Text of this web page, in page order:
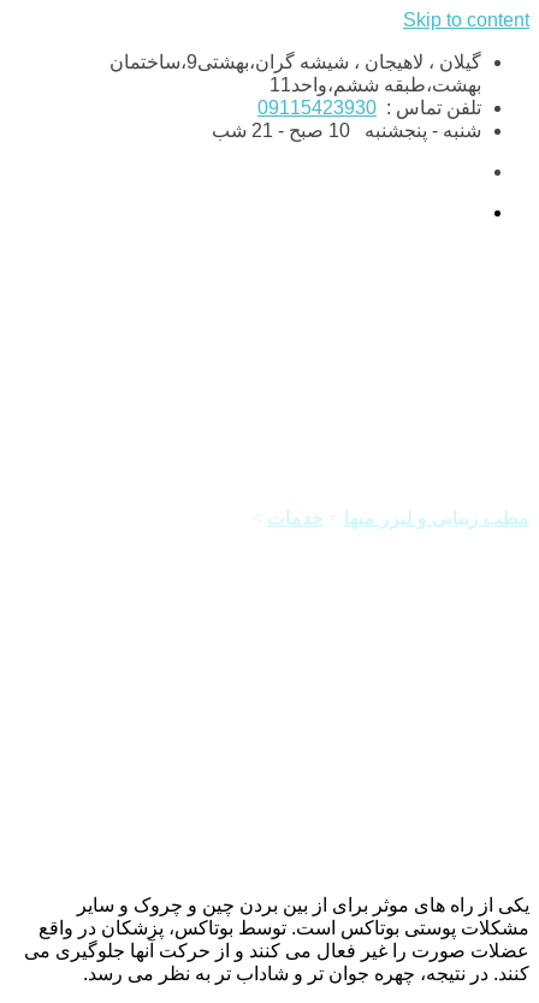
Skip to content
گیلان ، لاهیجان ، شیشه گران،بهشتی9،ساختمان
بهشت،طبقه ششم،واحد11
تلفن تماس : 09115423930
شنبه - پنجشنبه
مطب زیبایی و لیزر میها خدمات
یکی از راه های موثر برای از بین بردن چین و چروک و سایر
مشکلات پوستی بوتاکس است. توسط بوتاکس، پزشکان در واقع
عضلات صورت را غیر فعال می کنند و از حرکت آنها جلوگیری می
کنند. در نتیجه، چهره جوان تر و شاداب تر به نظر می رسد.